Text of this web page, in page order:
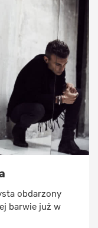
obdarzony
barwie już w